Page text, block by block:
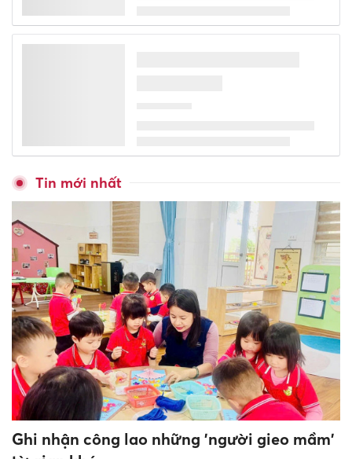
Cần giải pháp đồng bộ để xây
Đặt giới hạn rõ ràng hoạt
động của Ban đại diện cha mẹ
học sinh
Trao 100 suất học phẩm Tiếp
bước đến trường cho học sinh
khó khăn ở An Giang